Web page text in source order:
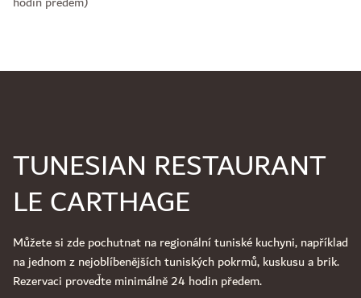
TUNESIAN RESTAURANT
LE CARTHAGE
Můžete si zde pochutnat na regionální tuniské kuchyni, například
na jednom z nejoblíbenějších tuniských pokrmů, kuskusu a brik.
Rezervaci proveďte minimálně 24 hodin předem.